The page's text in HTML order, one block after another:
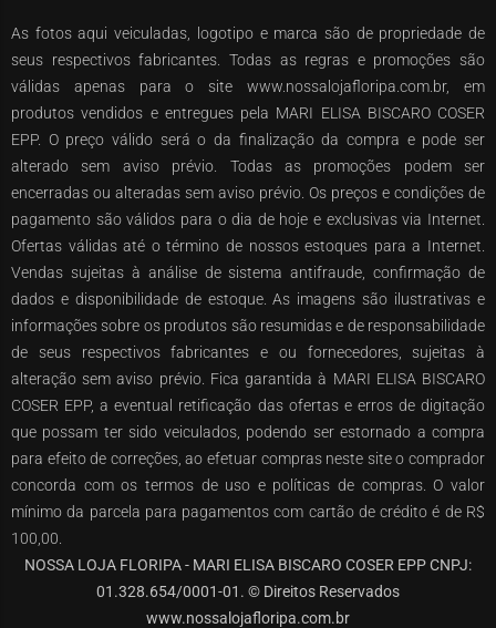
As fotos aqui veiculadas, logotipo e marca são de propriedade de
seus respectivos fabricantes. Todas as regras e promoções são
válidas apenas para o site www.nossalojafloripa.com.br, em
produtos vendidos e entregues pela MARI ELISA BISCARO COSER
EPP. O preço válido será o da finalização da compra e pode ser
alterado sem aviso prévio. Todas as promoções podem ser
encerradas ou alteradas sem aviso prévio. Os preços e condições de
pagamento são válidos para o dia de hoje e exclusivas via Internet.
Ofertas válidas até o término de nossos estoques para a Internet.
Vendas sujeitas à análise de sistema antifraude, confirmação de
dados e disponibilidade de estoque. As imagens são ilustrativas e
informações sobre os produtos são resumidas e de responsabilidade
de seus respectivos fabricantes e ou fornecedores, sujeitas à
alteração sem aviso prévio. Fica garantida à MARI ELISA BISCARO
COSER EPP, a eventual retificação das ofertas e erros de digitação
que possam ter sido veiculados, podendo ser estornado a compra
para efeito de correções, ao efetuar compras neste site o comprador
concorda com os termos de uso e políticas de compras. O valor
mínimo da parcela para pagamentos com cartão de crédito é de R$
100,00.
NOSSA LOJA FLORIPA - MARI ELISA BISCARO COSER EPP CNPJ:
01.328.654/0001-01. © Direitos Reservados
www.nossalojafloripa.com.br